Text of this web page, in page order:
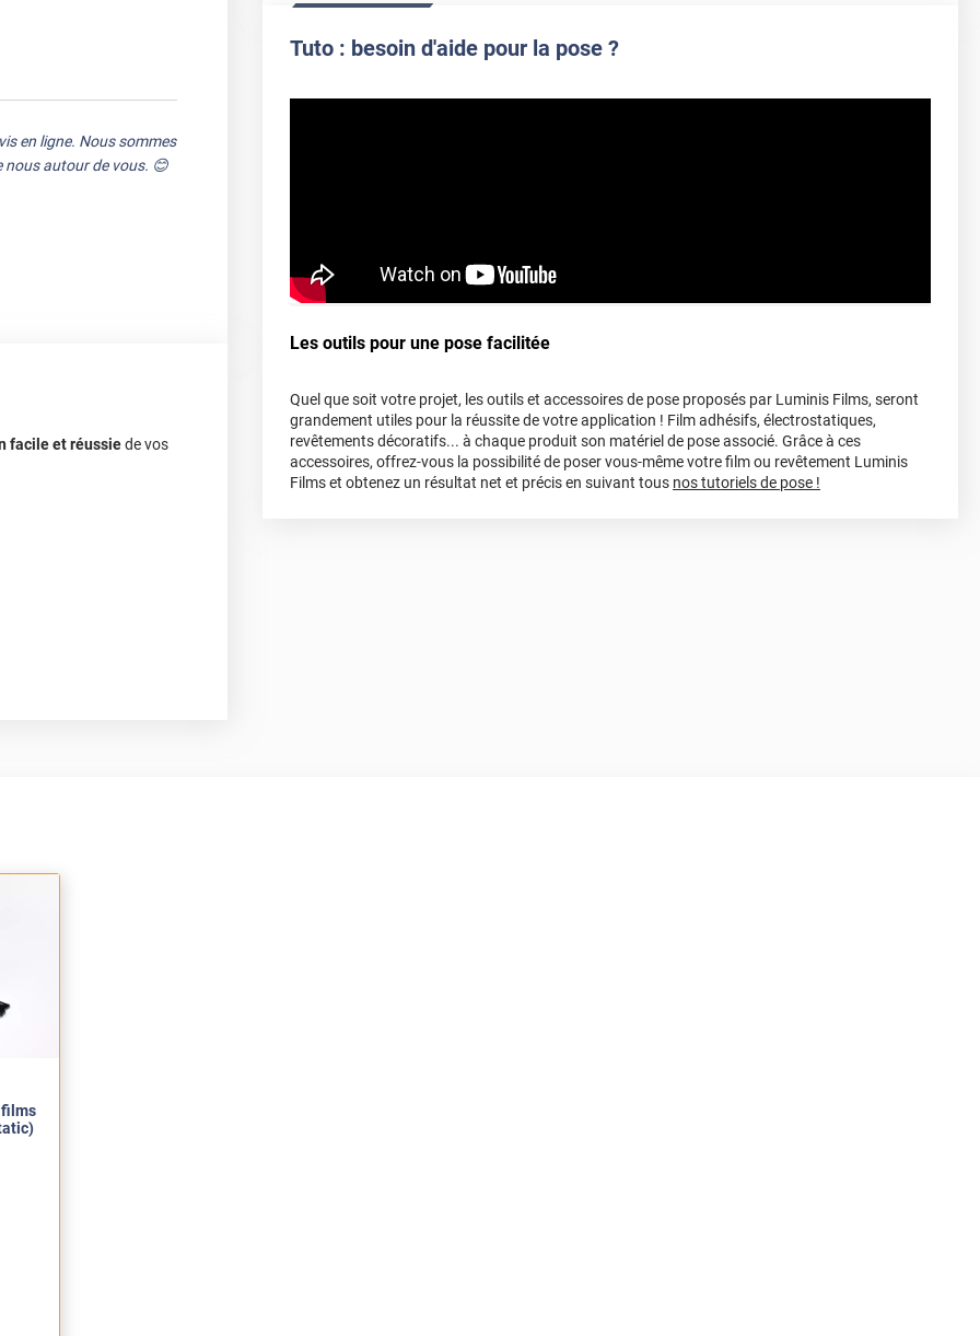
en ligne. Nous sommes
nous autour de vous. 😊
autour de vous. 😊
pose!
en ligne. Nous sommes
en ligne. Nous sommes
autour de vous. 😊
facile et réussiede vos
Tuto : besoin d'aide pour la pose ?
Les outils pour une pose facilitée
Quel que soit votre projet, les outils et accessoires de pose proposés par Luminis Films, seront
grandement utiles pour la réussite de votre application ! Film adhésifs, électrostatiques,
revêtements décoratifs... à chaque produit son matériel de pose associé. Grâce à ces
accessoires, offrez-vous la possibilité de poser vous-même votre film ou revêtement Luminis
Films et obtenez un résultat net et précis en suivant tous nos tutoriels de pose !
films